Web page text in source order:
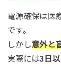
電源確保は医
です。
しかし意外と
実際には3日